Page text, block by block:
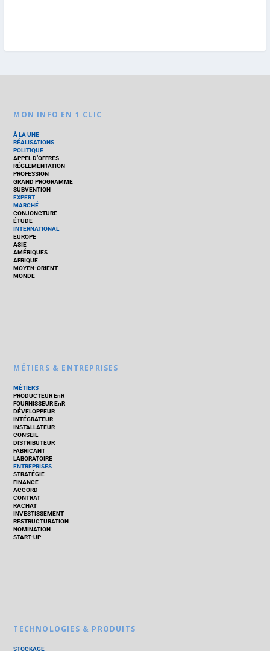
MON INFO EN 1 CLIC
À LA UNE
RÉALISATIONS
POLITIQUE
APPEL D’OFFRES
RÉGLEMENTATION
PROFESSION
GRAND PROGRAMME
SUBVENTION
EXPERT
MARCHÉ
CONJONCTURE
ÉTUDE
INTERNATIONAL
EUROPE
ASIE
AMÉRIQUES
AFRIQUE
MOYEN-ORIENT
MONDE
MÉTIERS & ENTREPRISES
MÉTIERS
PRODUCTEUR EnR
FOURNISSEUR EnR
DÉVELOPPEUR
INTÉGRATEUR
INSTALLATEUR
CONSEIL
DISTRIBUTEUR
FABRICANT
LABORATOIRE
ENTREPRISES
STRATÉGIE
FINANCE
ACCORD
CONTRAT
RACHAT
INVESTISSEMENT
RESTRUCTURATION
NOMINATION
START-UP
TECHNOLOGIES & PRODUITS
STOCKAGE